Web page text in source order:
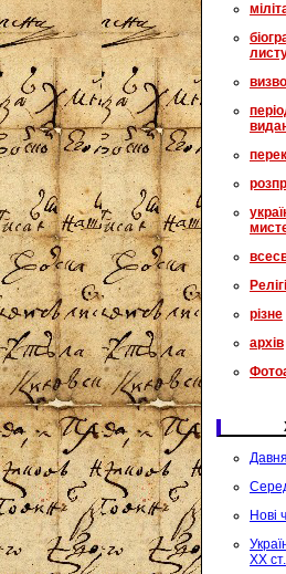
різне
архів
Давня
Нові
XX ст.